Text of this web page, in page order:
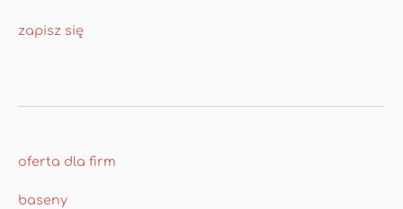
zapisz się
oferta dla firm
baseny